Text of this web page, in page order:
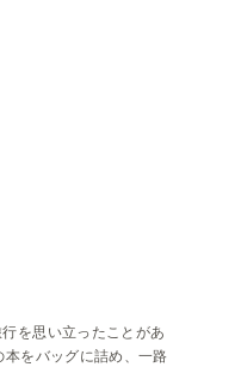
を思い立ったことがあ
をバッグに詰め、一路